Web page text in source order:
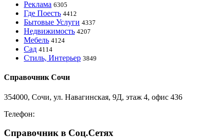
Реклама 6305
Где Поесть 4412
Бытовые Услуги 4337
Недвижимость 4207
Мебель 4124
Сад 4114
Стиль, Интерьер 3849
Справочник Сочи
354000, Сочи, ул. Навагинская, 9Д, этаж 4, офис 436
Телефон:
Справочник в Соц.Сетях